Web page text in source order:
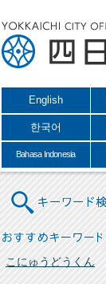
English
한국어
Bahasa Indonesia
キーワード検索
おすすめキーワード
こにゅうどうくん